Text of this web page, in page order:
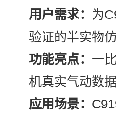
用户需求： 为
验证的半实物
功能亮点： 一
机真实气动数
应用场景：